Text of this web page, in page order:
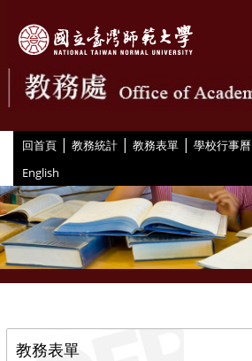
回首頁 | 教務統計 | 教務表單 | 學校行事曆
English
教務表單